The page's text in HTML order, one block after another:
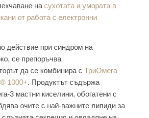
на сухотата и умората в
от работа с електронни
действие при синдром на
се препоръчва
да се комбинира с ТриОмега
1000+. Продуктът съдържа
3 мастни киселини, обогатени с
очите с най-важните липиди за